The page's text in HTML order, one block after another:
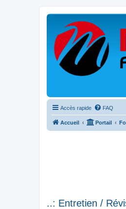
Accès rapide FAQ
Accueil Portail
..: Entretien /